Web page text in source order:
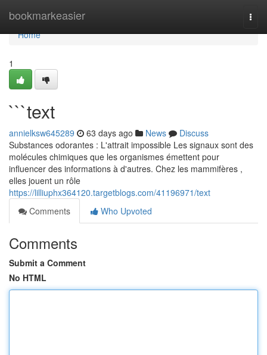
bookmarkeasier
Home
Home
1
```text
annielksw645289 63 days ago News
Discuss
Substances odorantes : L'attrait impossible Les signaux sont des
molécules chimiques que les organismes émettent pour
influencer des informations à d'autres. Chez les mammifères ,
elles jouent un rôle
https://lilliuphx364120.targetblogs.com/41196971/text
Comments
Who Upvoted
Comments
Submit a Comment
No HTML